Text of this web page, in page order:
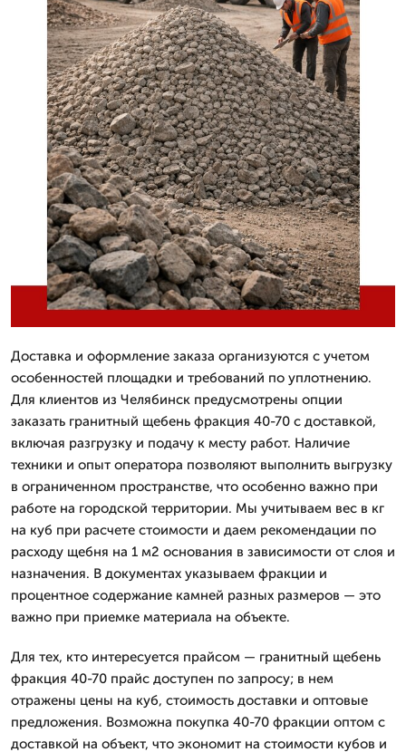
Доставка и оформление заказа организуются с учетом
особенностей площадки и требований по уплотнению.
Для клиентов из Челябинск предусмотрены опции
заказать гранитный щебень фракция 40-70 с доставкой,
включая разгрузку и подачу к месту работ. Наличие
техники и опыт оператора позволяют выполнить выгрузку
в ограниченном пространстве, что особенно важно при
работе на городской территории. Мы учитываем вес в кг
на куб при расчете стоимости и даем рекомендации по
расходу щебня на 1 м2 основания в зависимости от слоя и
назначения. В документах указываем фракции и
процентное содержание камней разных размеров — это
важно при приемке материала на объекте.
Для тех, кто интересуется прайсом — гранитный щебень
фракция 40-70 прайс доступен по запросу; в нем
отражены цены на куб, стоимость доставки и оптовые
предложения. Возможна покупка 40-70 фракции оптом с
доставкой на объект, что экономит на стоимости кубов и